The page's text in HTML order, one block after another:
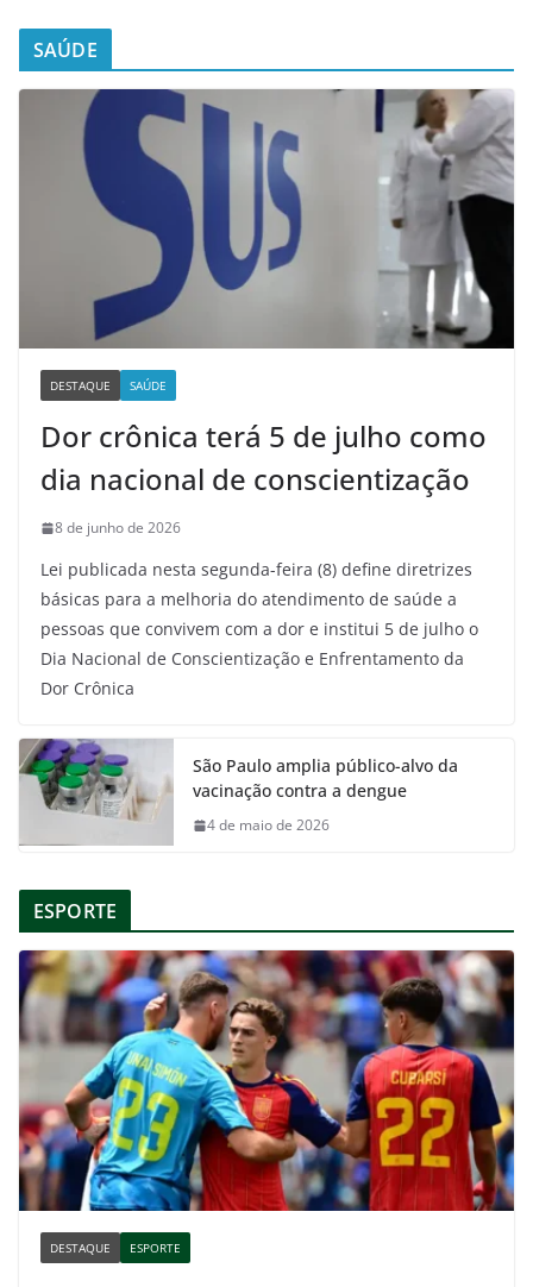
SAÚDE
DESTAQUE SAÚDE
Dor crônica terá 5 de julho como
dia nacional de conscientização
8 de junho de 2026
Lei publicada nesta segunda-feira (8) define diretrizes
básicas para a melhoria do atendimento de saúde a
pessoas que convivem com a dor e institui 5 de julho o
Dia Nacional de Conscientização e Enfrentamento da
Dor Crônica
São Paulo amplia público-alvo da
vacinação contra a dengue
4 de maio de 2026
ESPORTE
DESTAQUE ESPORTE